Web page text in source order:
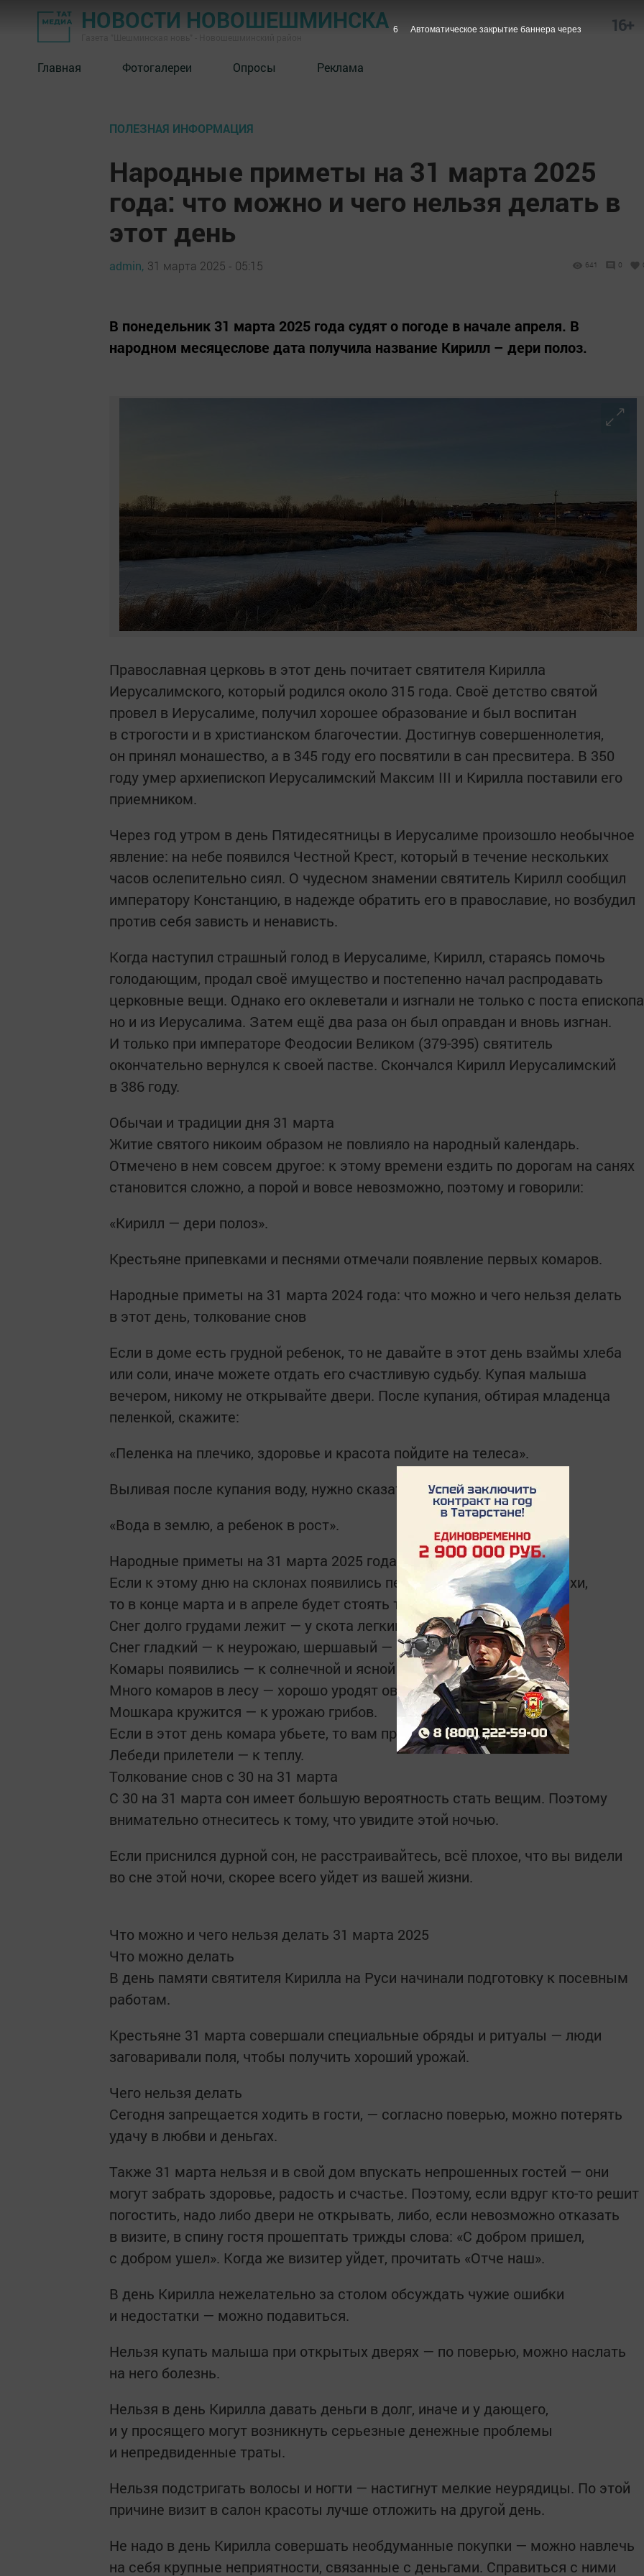
НОВОСТИ НОВОШЕШМИНСКА 16+
Главная Фотогалереи Опросы Реклама
ПОЛЕЗНАЯ ИНФОРМАЦИЯ
Народные приметы на 31 марта 2025
года: что можно и чего нельзя делать в
этот день
admin, 31 марта 2025 - 05:15 641 0
В понедельник 31 марта 2025 года судят о погоде в начале апреля. В
народном месяцеслове дата получила название Кирилл – дери полоз.
Православная церковь в этот день почитает святителя Кирилла
Иерусалимского, который родился около 315 года. Своё детство святой
провел в Иерусалиме, получил хорошее образование и был воспитан
в строгости и в христианском благочестии. Достигнув совершеннолетия,
он принял монашество, а в 345 году его посвятили в сан пресвитера. В 350
году умер архиепископ Иерусалимский Максим III и Кирилла поставили его
приемником.
Через год утром в день Пятидесятницы в Иерусалиме произошло необычное
явление: на небе появился Честной Крест, который в течение нескольких
часов ослепительно сиял. О чудесном знамении святитель Кирилл сообщил
императору Констанцию, в надежде обратить его в православие, но возбудил
против себя зависть и ненависть.
Когда наступил страшный голод в Иерусалиме, Кирилл, стараясь помочь
голодающим, продал своё имущество и постепенно начал распродавать
церковные вещи. Однако его оклеветали и изгнали не только с поста
но и из Иерусалима. Затем ещё два раза он был оправдан и вновь изгнан.
И только при императоре Феодосии Великом (379-395) святитель
окончательно вернулся к своей пастве. Скончался Кирилл Иерусалимский
в 386 году.
Обычаи и традиции дня 31 марта
Житие святого никоим образом не повлияло на народный календарь.
Отмечено в нем совсем другое: к этому времени ездить по дорогам на санях
становится сложно, а порой и вовсе невозможно, поэтому и говорили:
«Кирилл — дери полоз».
Крестьяне припевками и песнями отмечали появление первых комаров.
Народные приметы на 31 марта 2024 года: что можно и чего нельзя делать
в этот день, толкование снов
Если в доме есть грудной ребенок, то не давайте в этот день взаймы хлеба
или соли, иначе можете отдать его счастливую судьбу. Купая малыша
вечером, никому не открывайте двери. После купания, обтирая младенца
пеленкой, скажите:
«Пеленка на плечико, здоровье и красота пойдите на телеса».
Выливая после купания воду, нужно сказать:
«Вода в землю, а ребенок в рост».
Народные приметы на 31 марта 2025 года
Если к этому дню на склонах появились первые цветы мать-и-мачехи,
то в конце марта и в апреле будет стоять теплая погода.
Снег долго грудами лежит — у скота легкий год будет.
Снег гладкий — к неурожаю, шершавый — к урожаю.
Комары появились — к солнечной и ясной погоде.
Много комаров в лесу — хорошо уродят овес и ягоды.
Мошкара кружится — к урожаю грибов.
Если в этот день комара убьете, то вам простится сорок грехов.
Лебеди прилетели — к теплу.
Толкование снов с 30 на 31 марта
С 30 на 31 марта сон имеет большую вероятность стать вещим. Поэтому
внимательно отнеситесь к тому, что увидите этой ночью.
Если приснился дурной сон, не расстраивайтесь, всё плохое, что вы видели
во сне этой ночи, скорее всего уйдет из вашей жизни.
Что можно и чего нельзя делать 31 марта 2025
Что можно делать
В день памяти святителя Кирилла на Руси начинали подготовку к посевным
работам.
Крестьяне 31 марта совершали специальные обряды и ритуалы — люди
заговаривали поля, чтобы получить хороший урожай.
Чего нельзя делать
Сегодня запрещается ходить в гости, — согласно поверью, можно потерять
удачу в любви и деньгах.
Также 31 марта нельзя и в свой дом впускать непрошенных гостей — они
могут забрать здоровье, радость и счастье. Поэтому, если вдруг кто-то решит
погостить, надо либо двери не открывать, либо, если невозможно отказать
в визите, в спину гостя прошептать трижды слова: «С добром пришел,
с добром ушел». Когда же визитер уйдет, прочитать «Отче наш».
В день Кирилла нежелательно за столом обсуждать чужие ошибки
и недостатки — можно подавиться.
Нельзя купать малыша при открытых дверях — по поверью, можно наслать
на него болезнь.
Нельзя в день Кирилла давать деньги в долг, иначе и у дающего,
и у просящего могут возникнуть серьезные денежные проблемы
и непредвиденные траты.
Нельзя подстригать волосы и ногти — настигнут мелкие неурядицы. По этой
причине визит в салон красоты лучше отложить на другой день.
Не надо в день Кирилла совершать необдуманные покупки — можно навлечь
на себя крупные неприятности, связанные с деньгами. Справиться с ними
5 Автоматическое закрытие баннера через